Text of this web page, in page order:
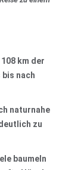
km der
nach
naturnahe
zu
baumeln